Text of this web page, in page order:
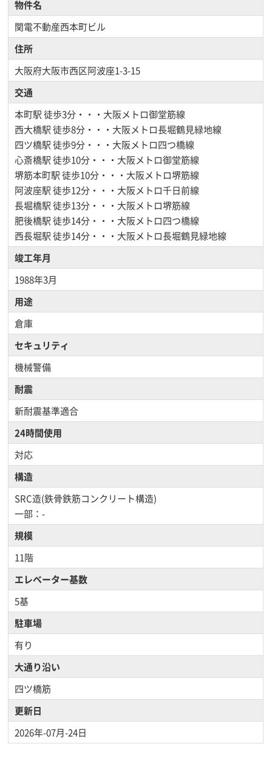
物件名
関電不動産西本町ビル
住所
大阪府大阪市西区阿波座1-3-15
交通
本町駅徒歩3分・・・大阪メトロ御堂筋線
西大橋駅徒歩8分・・・大阪メトロ長堀鶴見緑地線
四ツ橋駅徒歩9分・・・大阪メトロ四つ橋線
心斎橋駅徒歩10分・・・大阪メトロ御堂筋線
堺筋本町駅徒歩10分・・・大阪メトロ堺筋線
阿波座駅徒歩12分・・・大阪メトロ千日前線
長堀橋駅徒歩13分・・・大阪メトロ堺筋線
肥後橋駅徒歩14分・・・大阪メトロ四つ橋線
西長堀駅徒歩14分・・・大阪メトロ長堀鶴見緑地線
竣工年月
1988年3月
用途
倉庫
セキュリティ
機械警備
耐震
新耐震基準適合
24時間使用
対応
構造
SRC造(鉄骨鉄筋コンクリート構造)
一部：-
規模
11階
エレベーター基数
5基
駐車場
有り
大通り沿い
四ツ橋筋
更新日
2026年-07月-24日